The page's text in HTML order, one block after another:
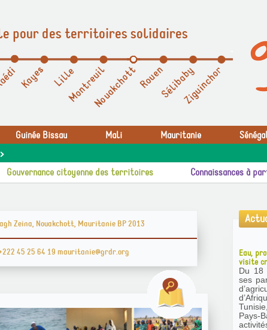
pour des territoires solidaires
Guinée Bissau Mali Mauritanie
Gouvernance citoyenne des territoires Connaissances à
Zeina, Nouakchott, Mauritanie BP 2013
Directeur : Moïse Luemba Tel /fax : +222 45 25 64 19 mauritanie@grdr.org Eau,
visite
Du 18
ses
Pays-